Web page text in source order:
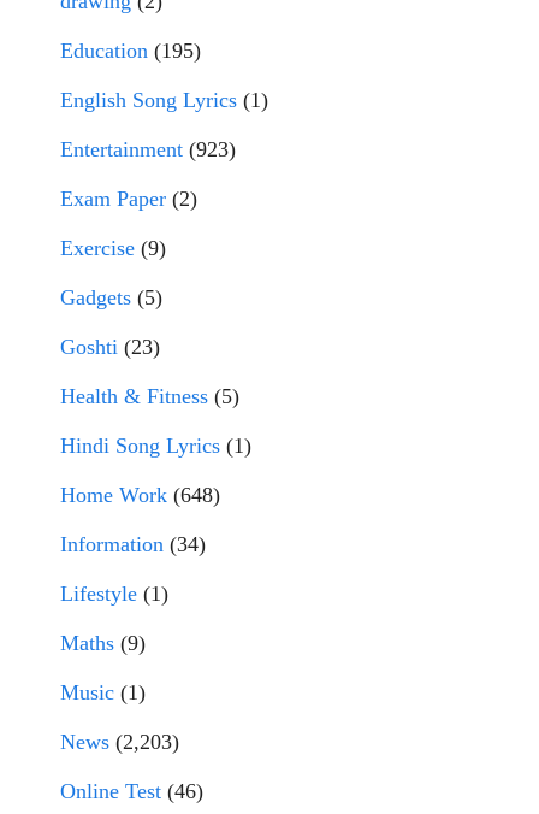
Education (195)
English Song Lyrics (1)
Entertainment (923)
Exam Paper (2)
Exercise (9)
Gadgets (5)
Goshti (23)
Health & Fitness (5)
Hindi Song Lyrics (1)
Home Work (648)
Information (34)
Lifestyle (1)
Maths (9)
Music (1)
News (2,203)
Online Test (46)